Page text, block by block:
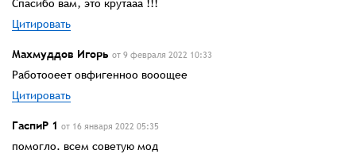
Спасибо вам, это крутааа !!!
Цитировать
Махмуддов Игорь от 9 февраля 2022 10:33
Работооеет овфигенноо вооощее
Цитировать
ГаспиР 1 от 16 января 2022 05:35
помогло. всем советую мод